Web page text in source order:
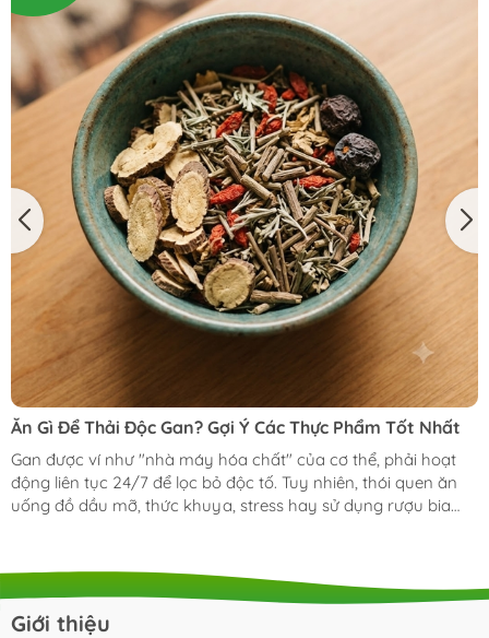
Ăn Gì Để Thải Độc Gan? Gợi Ý Các Thực Phẩm Tốt Nhất
Gan được ví như "nhà máy hóa chất" của cơ thể, phải hoạt
động liên tục 24/7 để lọc bỏ độc tố. Tuy nhiên, thói quen ăn
uống đồ dầu mỡ, thức khuya, stress hay sử dụng rượu bia
kênh "Sống Vui Sống Khỏe" sẽ bật mí cho bạn TOP 12 loại
thực phẩm vàng có khả năng làm sạch, phục hồi và tăng
cường chức năng gan một cách hoàn toàn tự...
Giới thiệu